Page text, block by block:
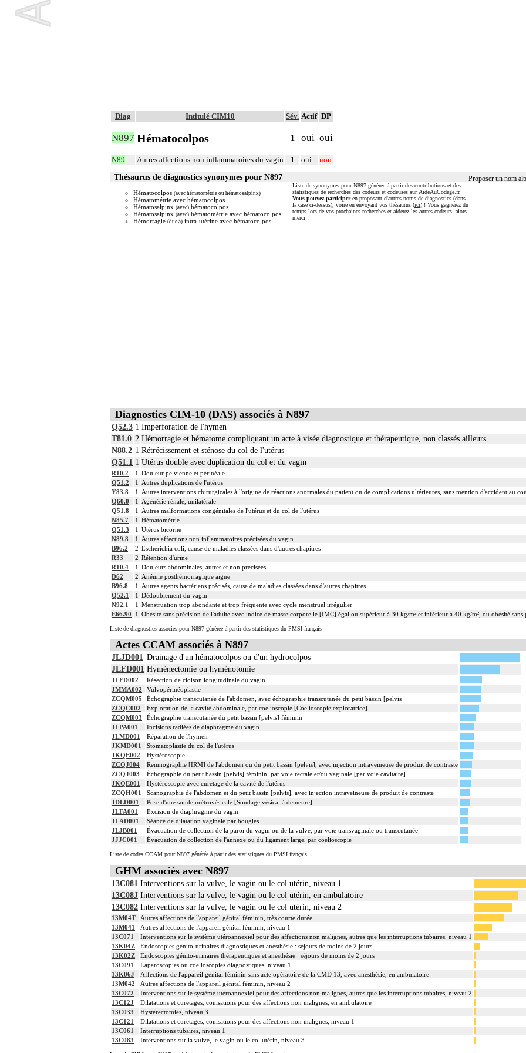
Diag Intitulé CIM10 Sév. Actif DP
N897 Hématocolpos 1 oui oui
N89 Autres affections non inflammatoires du vagin 1 oui non
Proposer un nom
Thésaurus de diagnostics synonymes pour N897
Hématocolpos (avec hématométrie ou hématosalpinx)
Hématométrie avec hématocolpos
Hématosalpinx (avec) hématocolpos
Hématosalpinx (avec) hématométrie avec hématocolpos
Hémorragie (due à) intra-utérine avec hématocolpos
Liste de synonymes pour N897 générée à partir des contributions et des
statistiques de recherches des codeurs et codeuses sur AideAuCodage.fr.
Vous pouvez participeren proposant d'autres noms de diagnostics (dans
la case ci-dessus), voire en envoyant vos thésaurus (ici) ! Vous gagnerez du
temps lors de vos prochaines recherches et aiderez les autres codeurs, alors
merci !
Diagnostics CIM-10 (DAS) associés à N897
Q52.3 1 Imperforation de l'hymen
T81.0 2 Hémorragie et hématome compliquant un acte à visée diagnostique et thérapeutique, non classés ailleurs
N88.2 1 Rétrécissement et sténose du col de l'utérus
Q51.1 1 Utérus double avec duplication du col et du vagin
R10.2 1 Douleur pelvienne et périnéale
Q51.2
1
Autres duplications de l'utérus
Y83.8
1
Autres interventions chirurgicales à l'origine de réactions anormales du patient ou de complications ultérieures, sans mention d'accident au
Q60.0
1
Agénésie rénale, unilatérale
Q51.8
1
Autres malformations congénitales de l'utérus et du col de l'utérus
N85.7
1 Hématométrie
Q51.3
1 Utérus bicorne
N89.8
1
Autres affections non inflammatoires précisées du vagin
B96.2
2 Escherichia coli, cause de maladies classées dans d'autres chapitres
R33
2 Rétention d'urine
R10.4
1 Douleurs abdominales, autres et non précisées
D62
2 Anémie posthémorragique aiguë
B96.8
1
Autres agents bactériens précisés, cause de maladies classées dans d'autres chapitres
Q52.1
1 Dédoublement du vagin
N92.1
1 Menstruation trop abondante et trop fréquente avec cycle menstruel irrégulier
E66.90
1 Obésité sans précision de l'adulte avec indice de masse corporelle [IMC] égal ou supérieur à 30 kg/m² et inférieur à 40 kg/m², ou obésité
Liste de diagnostics associés pour N897 générée à partir des statistiques du PMSI français
Actes CCAM associés à N897
JLJD001 Drainage d'un hématocolpos ou d'un hydrocolpos
JLFD001 Hyménectomie ou hyménotomie
JLFD002
Résection de cloison longitudinale du vagin
JMMA002
Vulvopérinéoplastie
ZCQM005
Échographie transcutanée de l'abdomen, avec échographie transcutanée du petit bassin [pelvis
ZCQC002
Exploration de la cavité abdominale, par coelioscopie [Coelioscopie exploratrice]
ZCQM003
Échographie transcutanée du petit bassin [pelvis] féminin
JLPA001
Incisions radiées de diaphragme du vagin
JLMD001
Réparation de l'hymen
JKMD001
Stomatoplastie du col de l'utérus
JKQE002
Hystéroscopie
ZCQJ004
Remnographie [IRM] de l'abdomen ou du petit bassin [pelvis], avec injection intraveineuse de produit de contraste
ZCQJ003
Échographie du petit bassin [pelvis] féminin, par voie rectale et/ou vaginale [par voie cavitaire]
JKQE001
Hystéroscopie avec curetage de la cavité de l'utérus
ZCQH001
Scanographie de l'abdomen et du petit bassin [pelvis], avec injection intraveineuse de produit de contraste
JDLD001
Pose d'une sonde urétrovésicale [Sondage vésical à demeure]
JLFA001
Excision de diaphragme du vagin
JLAD001
Séance de dilatation vaginale par bougies
JLJB001
Évacuation de collection de la paroi du vagin ou de la vulve, par voie transvaginale ou transcutanée
JJJC001
Évacuation de collection de l'annexe ou du ligament large, par coelioscopie
Liste de codes CCAM pour N897 générée à partir des statistiques du PMSI français
GHM associés avec N897
13C081 Interventions sur la vulve, le vagin ou le col utérin, niveau 1
13C08J Interventions sur la vulve, le vagin ou le col utérin, en ambulatoire
13C082 Interventions sur la vulve, le vagin ou le col utérin, niveau 2
13M04T
Autres affections de l'appareil génital féminin, très courte durée
13M041
Autres affections de l'appareil génital féminin, niveau 1
13C071
Interventions sur le système utéroannexiel pour des affections non malignes, autres que les interruptions tubaires, niveau 1
13K04Z
Endoscopies génito-urinaires diagnostiques et anesthésie : séjours de moins de 2 jours
13K02Z
Endoscopies génito-urinaires thérapeutiques et anesthésie : séjours de moins de 2 jours
13C091
Laparoscopies ou coelioscopies diagnostiques, niveau 1
13K06J
Affections de l'appareil génital féminin sans acte opératoire de la CMD 13, avec anesthésie, en ambulatoire
13M042
Autres affections de l'appareil génital féminin, niveau 2
13C072
Interventions sur le système utéroannexiel pour des affections non malignes, autres que les interruptions tubaires, niveau 2
13C12J
Dilatations et curetages, conisations pour des affections non malignes, en ambulatoire
13C033
Hystérectomies, niveau 3
13C121
Dilatations et curetages, conisations pour des affections non malignes, niveau 1
13C061
Interruptions tubaires, niveau 1
13C083
Interventions sur la vulve, le vagin ou le col utérin, niveau 3